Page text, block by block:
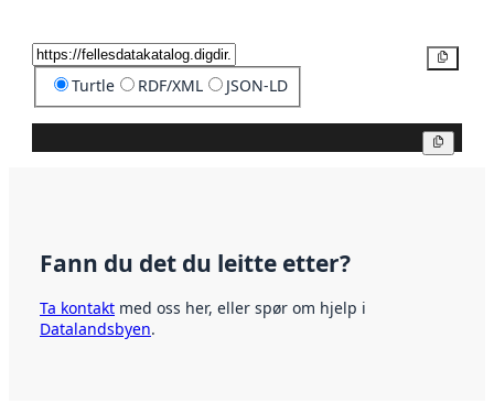
Turtle RDF/XML JSON-LD
Fann du det du leitte etter?
Ta kontakt med oss her, eller spør om hjelp i
Datalandsbyen.